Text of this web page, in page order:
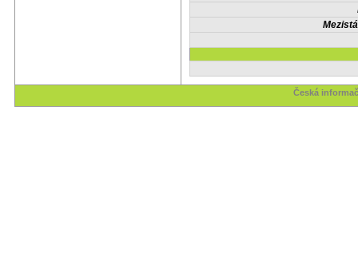
Česká